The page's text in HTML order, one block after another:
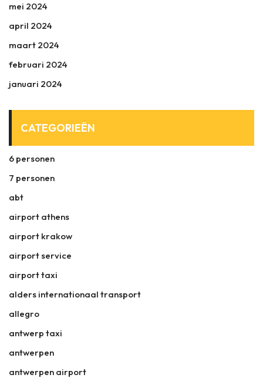
mei 2024
april 2024
maart 2024
februari 2024
januari 2024
CATEGORIEËN
6 personen
7 personen
abt
airport athens
airport krakow
airport service
airport taxi
alders internationaal transport
allegro
antwerp taxi
antwerpen
antwerpen airport